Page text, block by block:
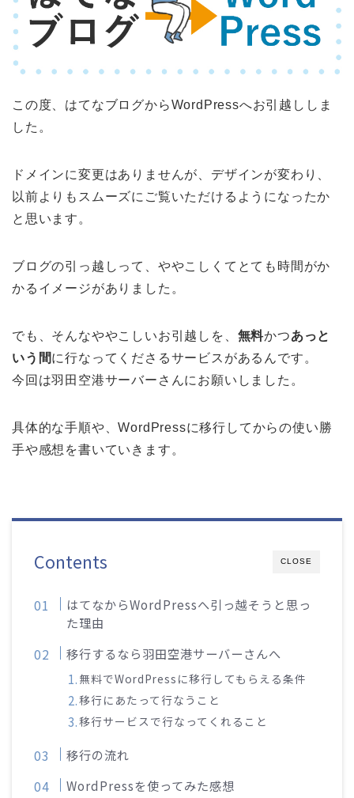
この度、はてなブログからWordPressへお引越ししま
した。
ドメインに変更はありませんが、デザインが変わり、
以前よりもスムーズにご覧いただけるようになったか
と思います。
ブログの引っ越しって、ややこしくてとても時間がか
かるイメージがありました。
でも、そんなややこしいお引越しを、 無料かつあっと
いう間に行なってくださるサービスがあるんです。
今回は羽田空港サーバーさんにお願いしました。
具体的な手順や、WordPressに移行してからの使い勝
手や感想を書いていきます。
CLOSE
Contents
はてなからWordPressへ引っ越そうと思っ
た理由
移行するなら羽田空港サーバーさんへ
無料でWordPressに移行してもらえる条件
移行にあたって行なうこと
移行サービスで行なってくれること
移行の流れ
WordPressを使ってみた感想